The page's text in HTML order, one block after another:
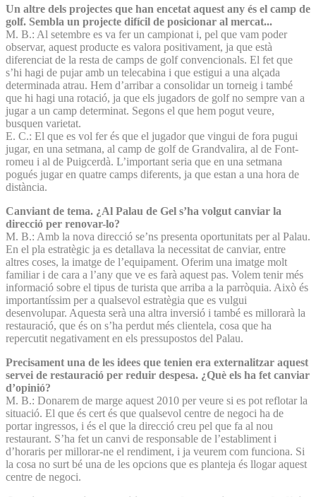
Un altre dels projectes que han encetat aquest any és el camp de
golf. Sembla un projecte difícil de posicionar al mercat...
M. B.: Al setembre es va fer un campionat i, pel que vam poder
observar, aquest producte es valora positivament, ja que està
diferenciat de la resta de camps de golf convencionals. El fet que
s’hi hagi de pujar amb un telecabina i que estigui a una alçada
determinada atrau. Hem d’arribar a consolidar un torneig i també
que hi hagi una rotació, ja que els jugadors de golf no sempre van a
jugar a un camp determinat. Segons el que hem pogut veure,
busquen varietat.
E. C.: El que es vol fer és que el jugador que vingui de fora pugui
jugar, en una setmana, al camp de golf de Grandvalira, al de Font-
romeu i al de Puigcerdà. L’important seria que en una setmana
pogués jugar en quatre camps diferents, ja que estan a una hora de
distància.
Canviant de tema. ¿Al Palau de Gel s’ha volgut canviar la
direcció per renovar-lo?
M. B.: Amb la nova direcció se’ns presenta oportunitats per al Palau.
En el pla estratègic ja es detallava la necessitat de canviar, entre
altres coses, la imatge de l’equipament. Oferim una imatge molt
familiar i de cara a l’any que ve es farà aquest pas. Volem tenir més
informació sobre el tipus de turista que arriba a la parròquia. Això és
importantíssim per a qualsevol estratègia que es vulgui
desenvolupar. Aquesta serà una altra inversió i també es millorarà la
restauració, que és on s’ha perdut més clientela, cosa que ha
repercutit negativament en els pressupostos del Palau.
Precisament una de les idees que tenien era externalitzar aquest
servei de restauració per reduir despesa. ¿Què els ha fet canviar
d’opinió?
M. B.: Donarem de marge aquest 2010 per veure si es pot reflotar la
situació. El que és cert és que qualsevol centre de negoci ha de
portar ingressos, i és el que la direcció creu pel que fa al nou
restaurant. S’ha fet un canvi de responsable de l’establiment i
d’horaris per millorar-ne el rendiment, i ja veurem com funciona. Si
la cosa no surt bé una de les opcions que es planteja és llogar aquest
centre de negoci.